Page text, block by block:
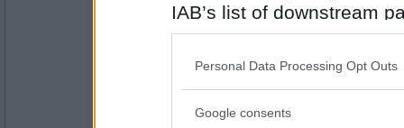
IAB’s list of downstream
also be disclosed by us
Downstream Participants
Please note that this
Personal Data Processing Opt Outs
Google consents
travmys